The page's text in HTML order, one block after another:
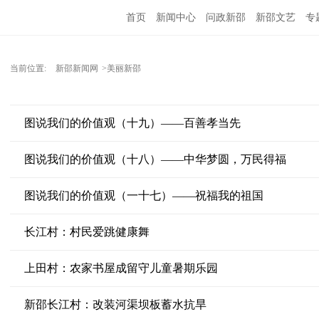
首页 新闻中心 问政新邵 新邵文艺 专
当前位置: 新邵新闻网 >美丽新邵
图说我们的价值观（十九）——百善孝当先
图说我们的价值观（十八）——中华梦圆，万民得福
图说我们的价值观（一十七）——祝福我的祖国
长江村：村民爱跳健康舞
上田村：农家书屋成留守儿童暑期乐园
新邵长江村：改装河渠坝板蓄水抗旱